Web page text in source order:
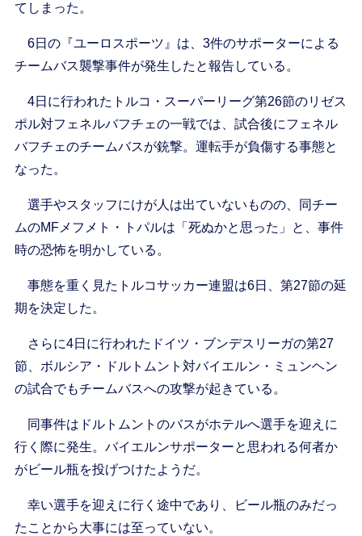
てしまった。
6日の『ユーロスポーツ』は、3件のサポーターによる
チームバス襲撃事件が発生したと報告している。
4日に行われたトルコ・スーパーリーグ第26節のリゼス
ポル対フェネルバフチェの一戦では、試合後にフェネル
バフチェのチームバスが銃撃。運転手が負傷する事態と
なった。
選手やスタッフにけが人は出ていないものの、同チー
ムのMFメフメト・トパルは「死ぬかと思った」と、事件
時の恐怖を明かしている。
事態を重く見たトルコサッカー連盟は6日、第27節の延
期を決定した。
さらに4日に行われたドイツ・ブンデスリーガの第27
節、ボルシア・ドルトムント対バイエルン・ミュンヘン
の試合でもチームバスへの攻撃が起きている。
同事件はドルトムントのバスがホテルへ選手を迎えに
行く際に発生。バイエルンサポーターと思われる何者か
がビール瓶を投げつけたようだ。
幸い選手を迎えに行く途中であり、ビール瓶のみだっ
たことから大事には至っていない。